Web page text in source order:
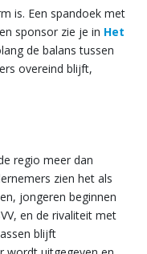
is. Een spandoek met
sponsor zie je in Het
de balans tussen
overeind blijft,
regio meer dan
zien het als
jongeren beginnen
en de rivaliteit met
blijft